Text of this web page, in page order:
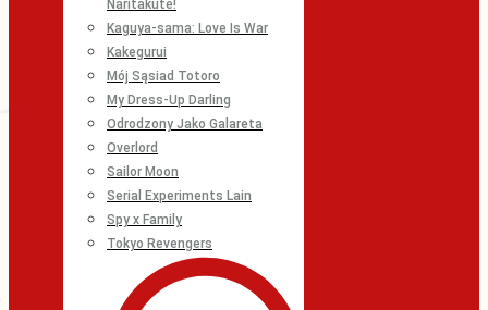
Naritakute!
Kaguya-sama: Love Is War
Kakegurui
Mój Sąsiad Totoro
My Dress-Up Darling
Odrodzony Jako Galareta
Overlord
Sailor Moon
Serial Experiments Lain
Spy x Family
Tokyo Revengers